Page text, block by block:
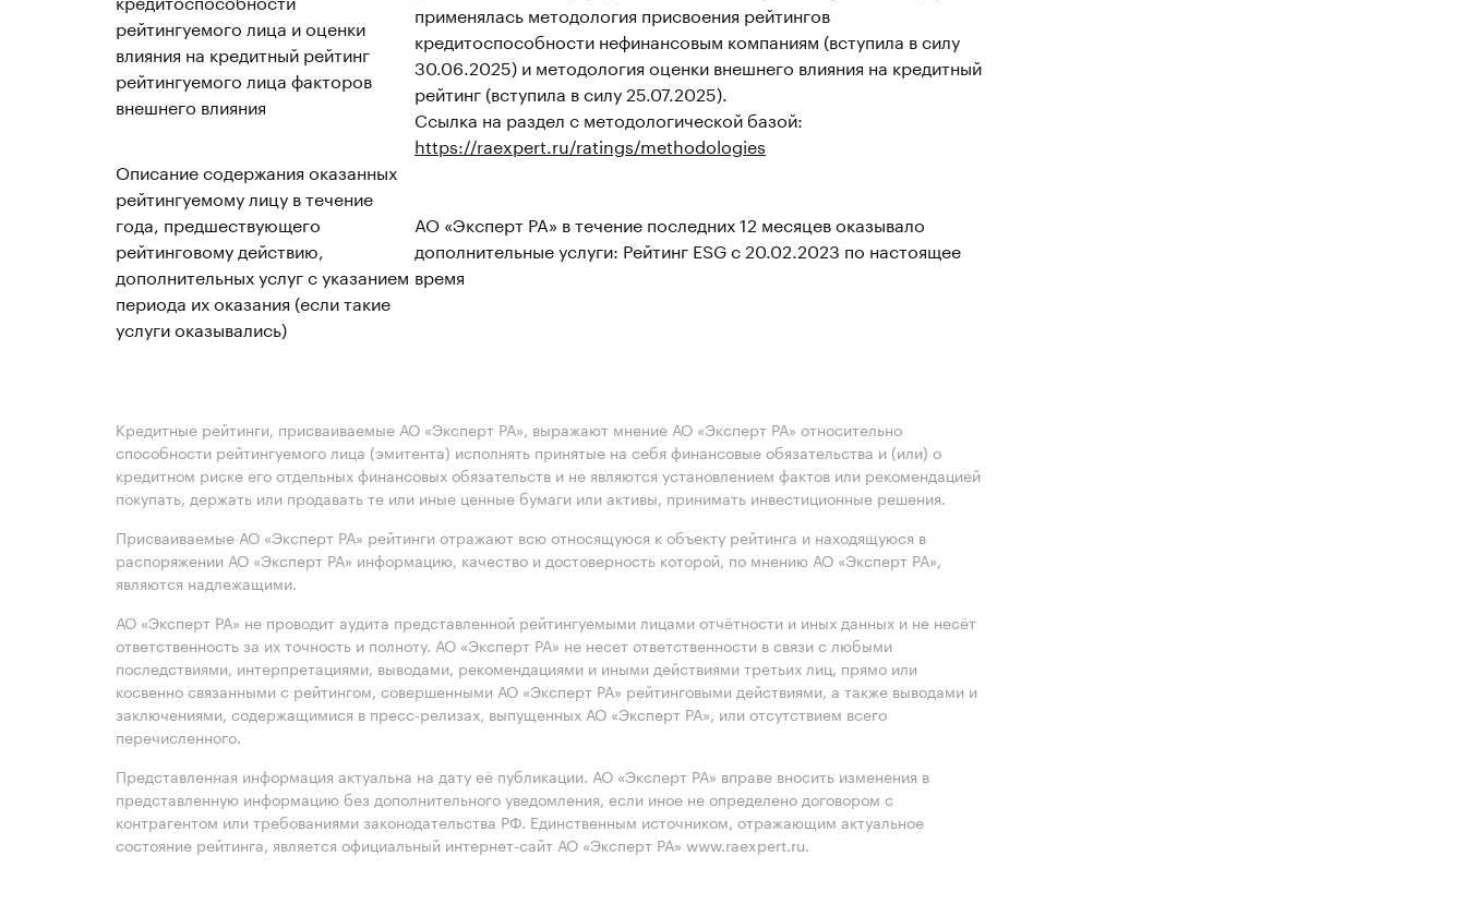
рейтингуемого лица и оценки
влияния на кредитный рейтинг
рейтингуемого лица факторов
внешнего влияния
применялась методология присвоения рейтингов
кредитоспособности нефинансовым компаниям (вступила в силу
30.06.2025) и методология оценки внешнего влияния на кредитный
рейтинг (вступила в силу 25.07.2025).
Ссылка на раздел с методологической базой:
https://raexpert.ru/ratings/methodologies
Описание содержания оказанных
рейтингуемому лицу в течение
года, предшествующего
рейтинговому действию,
дополнительных услуг с указанием
периода их оказания (если такие
услуги оказывались)
АО «Эксперт РА» в течение последних 12 месяцев оказывало
дополнительные услуги: Рейтинг ESG с 20.02.2023 по настоящее
время
Кредитные рейтинги, присваиваемые АО «Эксперт РА», выражают мнение АО «Эксперт РА» относительно
способности рейтингуемого лица (эмитента) исполнять принятые на себя финансовые обязательства и (или) о
кредитном риске его отдельных финансовых обязательств и не являются установлением фактов или рекомендацией
покупать, держать или продавать те или иные ценные бумаги или активы, принимать инвестиционные решения.
Присваиваемые АО «Эксперт РА» рейтинги отражают всю относящуюся к объекту рейтинга и находящуюся в
распоряжении АО «Эксперт РА» информацию, качество и достоверность которой, по мнению АО «Эксперт РА»,
являются надлежащими.
АО «Эксперт РА» не проводит аудита представленной рейтингуемыми лицами отчётности и иных данных и не несёт
ответственность за их точность и полноту. АО «Эксперт РА» не несет ответственности в связи с любыми
последствиями, интерпретациями, выводами, рекомендациями и иными действиями третьих лиц, прямо или
косвенно связанными с рейтингом, совершенными АО «Эксперт РА» рейтинговыми действиями, а также выводами и
заключениями, содержащимися в пресс-релизах, выпущенных АО «Эксперт РА», или отсутствием всего
перечисленного.
Представленная информация актуальна на дату её публикации. АО «Эксперт РА» вправе вносить изменения в
представленную информацию без дополнительного уведомления, если иное не определено договором с
контрагентом или требованиями законодательства РФ. Единственным источником, отражающим актуальное
состояние рейтинга, является официальный интернет-сайт АО «Эксперт РА» www.raexpert.ru.